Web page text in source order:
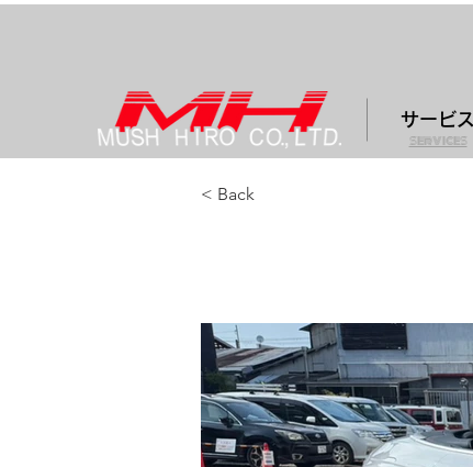
サービス
services
< Back